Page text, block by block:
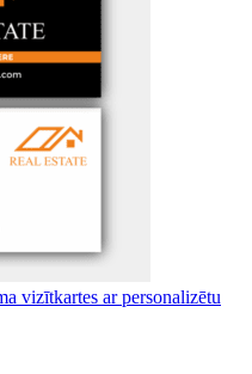
vizītkartes ar personalizētu